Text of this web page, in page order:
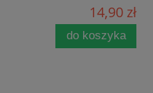
14,90 zł
do koszyka